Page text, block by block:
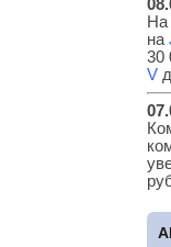
На
на
30
V